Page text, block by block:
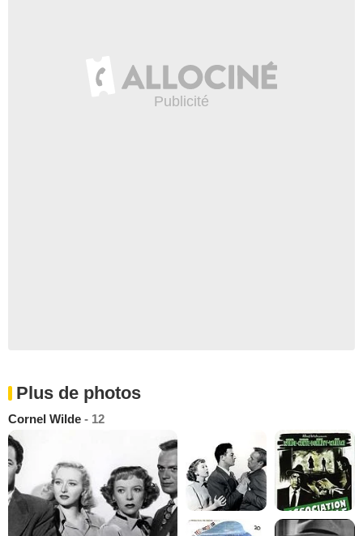
Plus de photos
Cornel Wilde - 12